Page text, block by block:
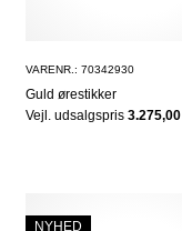
VARENR.: 70342930
Guld ørestikker
Vejl. udsalgspris 3.275,00
NYHED